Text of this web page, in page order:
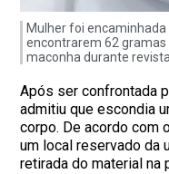
Mulher foi
encontrarem 62
maconha durante revista.
Após ser confrontada
admitiu que escondia
corpo. De acordo com
um local reservado da
retirada do material na